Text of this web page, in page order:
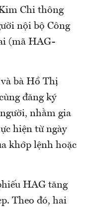
Chi thông
nội bộ Công
(mã HAG-
bà Hồ Thị
đăng ký
nhằm gia
hiện từ ngày
khớp lệnh hoặc
HAG tăng
Theo đó, hai